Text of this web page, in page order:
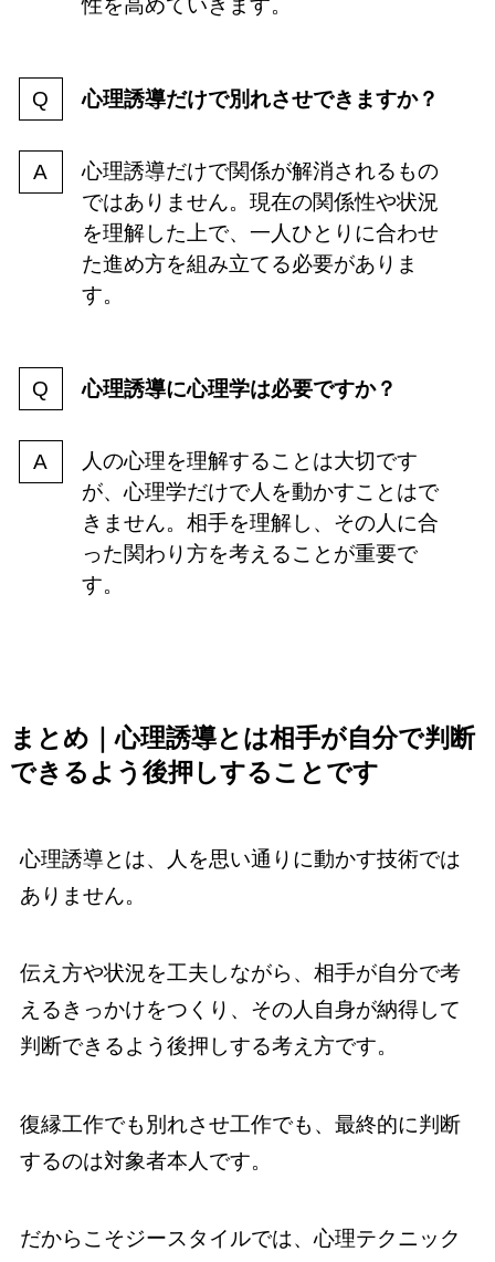
性を高めていきます。
心理誘導だけで別れさせできますか？
心理誘導だけで関係が解消されるもの
ではありません。現在の関係性や状況
を理解した上で、一人ひとりに合わせ
た進め方を組み立てる必要がありま
す。
心理誘導に心理学は必要ですか？
人の心理を理解することは大切です
が、心理学だけで人を動かすことはで
きません。相手を理解し、その人に合
った関わり方を考えることが重要で
す。
まとめ｜心理誘導とは相手が自分で判断
できるよう後押しすることです
心理誘導とは、人を思い通りに動かす技術では
ありません。
伝え方や状況を工夫しながら、相手が自分で考
えるきっかけをつくり、その人自身が納得して
判断できるよう後押しする考え方です。
復縁工作でも別れさせ工作でも、最終的に判断
するのは対象者本人です。
だからこそジースタイルでは、心理テクニック